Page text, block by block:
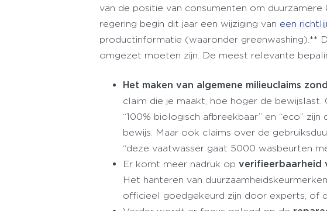
van de positie van consumenten om
regering begin dit jaar een wijziging van een
productinformatie (waaronder greenwashing).**
omgezet moeten zijn. De meest relevante
Het maken van algemene milieuclaims
claim die je maakt, hoe hoger de bewijslast.
“100% biologisch afbreekbaar” en “eco”
bewijs. Maar ook claims over de
“deze vaatwasser gaat 5000 wasbeurten
Er komt meer nadruk opverifieerbaarheid
Het hanteren van
officieel goedgekeurd zijn door experts, of